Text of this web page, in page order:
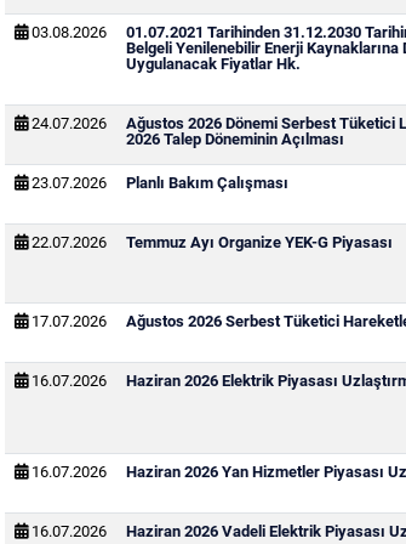
03.08.2026
01.07.2021 Tarihinden 31.12.2030
Belgeli Yenilenebilir Enerji
Uygulanacak Fiyatlar Hk.
24.07.2026
Ağustos 2026 Dönemi Serbest Tüketici
2026 Talep Döneminin Açılması
23.07.2026 Planlı Bakım Çalışması
22.07.2026 Temmuz Ayı Organize YEK-G Piyasası
17.07.2026 Ağustos 2026 Serbest Tüketici
16.07.2026 Haziran 2026 Elektrik Piyasası
16.07.2026 Haziran 2026 Yan Hizmetler Piyasası
16.07.2026 Haziran 2026 Vadeli Elektrik Piyasası